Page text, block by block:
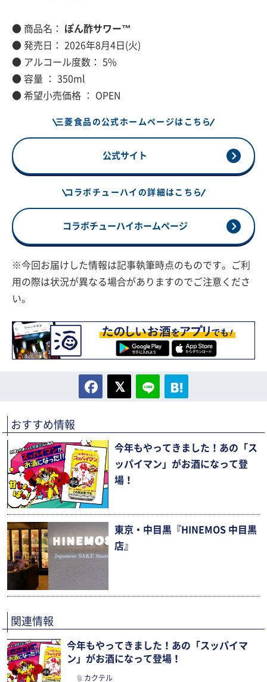
● 商品名： ぽん酢サワー™
● 発売日： 2026年8月4日(火)
● アルコール度数： 5%
● 容量 ： 350ml
● 希望小売価格 ： OPEN
三菱食品の公式ホームページはこちら
公式サイト
コラボチューハイの詳細はこちら
コラボチューハイホームページ
※今回お届けした情報は記事執筆時点のものです。ご利
用の際は状況が異なる場合がありますのでご注意くださ
い。
おすすめ情報
今年もやってきました！あの「ス
ッパイマン」がお酒になって登
場！
東京・中目黒『HINEMOS 中目黒
店』
関連情報
今年もやってきました！あの「スッパイマ
ン」がお酒になって登場！
カクテル